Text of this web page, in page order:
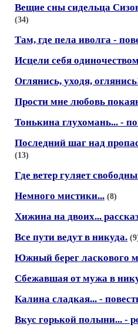
Вещие сны сидельца
(34)
Там, где пела иволга -
Исцели себя одиночеством
Оглянись, уходя,
Прости мне любовь
Тонькина глухомань... -
Последний шаг над
(13)
Где ветер гуляет
Немного мистики... (8)
Хижина на двоих...
Все пути ведут в никуда.
Южный берег ласкового
Сбежавшая от мужа в
Калина сладкая... -
Вкус горькой полыни... -